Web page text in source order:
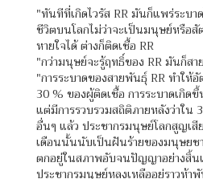
"ทันทีที่เกิดไวรัส RR มันก็แพร่ระบา
ชีวิตบนโลกไม่ว่าจะเป็นมนุษย์หรือสั
หายใจได้ ต่างก็ติดเชื้อ RR
"กว่ามนุษย์จะรู้ฤทธิ์ของ RR มันก็สา
"การระบาดของสายพันธุ์ RR ทำให้
30 % ของผู้ติดเชื้อ การระบาดเกิด
แต่มีการรวบรวมสถิติภายหลังว่าใน
อื่นๆ แล้ว ประชากรมนุษย์โลกสูญเสี
เดือนนั้นนับเป็นฝันร้ายของมนุษยช
ตกอยู่ในสภาพอับจนปัญญาอย่างสิ้น
ประชากรมนุษย์หลงเหลืออยู่ราวห้า